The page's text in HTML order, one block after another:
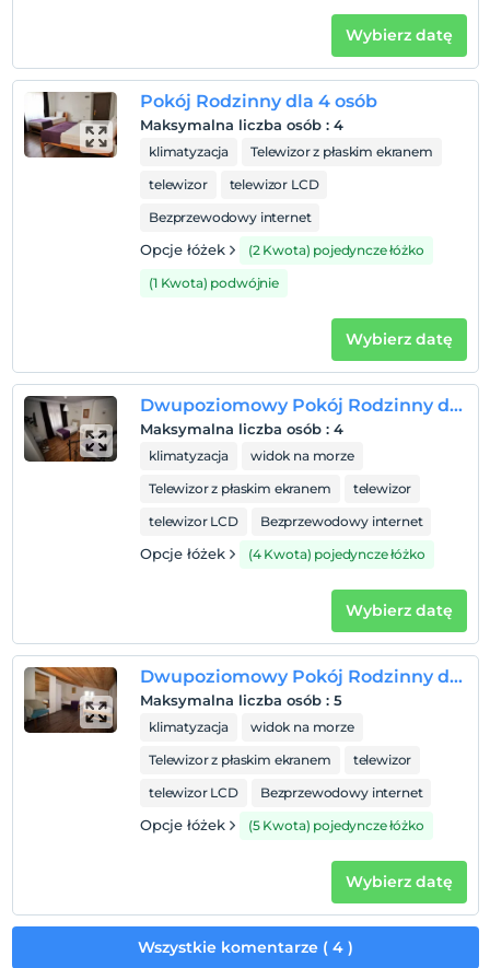
Wybierz datę
Pokój Rodzinny dla 4 osób
Maksymalna liczba osób : 4
klimatyzacja
Telewizor z płaskim ekranem
telewizor
telewizor LCD
Bezprzewodowy internet
Opcje łóżek
(2 Kwota) pojedyncze łóżko
(1 Kwota) podwójnie
Wybierz datę
Dwupoziomowy Pokój Rodzinny dla 4 osób
Maksymalna liczba osób : 4
klimatyzacja
widok na morze
Telewizor z płaskim ekranem
telewizor
telewizor LCD
Bezprzewodowy internet
Opcje łóżek (4 Kwota) pojedyncze łóżko
Wybierz datę
Dwupoziomowy Pokój Rodzinny dla 5 osób
Maksymalna liczba osób : 5
klimatyzacja
widok na morze
Telewizor z płaskim ekranem
telewizor
telewizor LCD
Bezprzewodowy internet
Opcje łóżek (5 Kwota) pojedyncze łóżko
Wybierz datę
Wszystkie komentarze ( 4 )